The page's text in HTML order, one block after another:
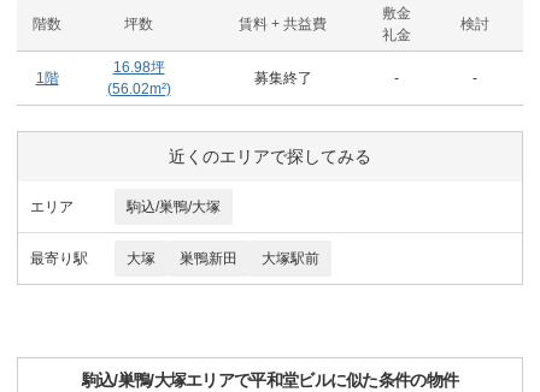
階数 坪数 賃料 + 共益費
敷金
礼金
検討
1階
16.98坪
(56.02m²)
募集終了 - -
近くのエリアで探してみる
エリア 駒込/巣鴨/大塚
最寄り駅 大塚 巣鴨新田 大塚駅前
駒込/巣鴨/大塚エリアで平和堂ビルに似た条件の物件